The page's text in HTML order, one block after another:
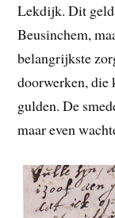
Lekdijk. Dit geld
Beusinchem,
belangrijkste
doorwerken, die
gulden. De
maar even